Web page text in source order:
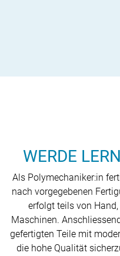
WERDE
Als Polymechaniker:in
nach vorgegebenen
erfolgt teils von
Maschinen.
gefertigten Teile mit
die hohe Qualität